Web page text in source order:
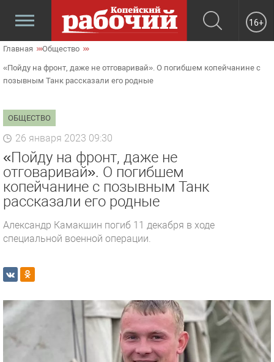
16+
Главная Общество
«Пойду на фронт, даже не отговаривай». О погибшем копейчанине с
позывным Танк рассказали его родные
ОБЩЕСТВО
26 января 2023 09:30
«Пойду на фронт, даже не
отговаривай». О погибшем
копейчанине с позывным Танк
рассказали его родные
Александр Камакшин погиб 11 декабря в ходе
специальной военной операции.